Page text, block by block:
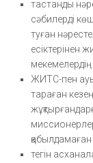
тастанды
сәбилерді
туған
есіктерінен
ЖИТС-пен
тараған
тегін